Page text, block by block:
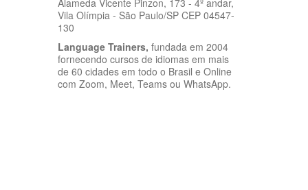
Alameda Vicente Pinzon, 173 - 4º andar,
Vila Olímpia - São Paulo/SP CEP 04547-
130
Language Trainers, fundada em 2004
fornecendo cursos de idiomas em mais
de 60 cidades em todo o Brasil e Online
com Zoom, Meet, Teams ou WhatsApp.